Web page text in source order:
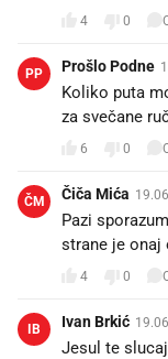
4 0
PP Prošlo Podne
Koliko puta
za svečane
6 0
ČM Čiča Mića
Pazi
strane je onaj
4 0
IB Ivan Brkić
Jesul te